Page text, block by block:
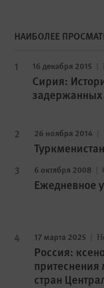
НАИБОЛЕЕ
16 декабря 2015
Сирия:
задержанных
26 ноября 2014
6 октября 2008
Ежедневное
17 марта 2025
Россия:
притеснения
стран